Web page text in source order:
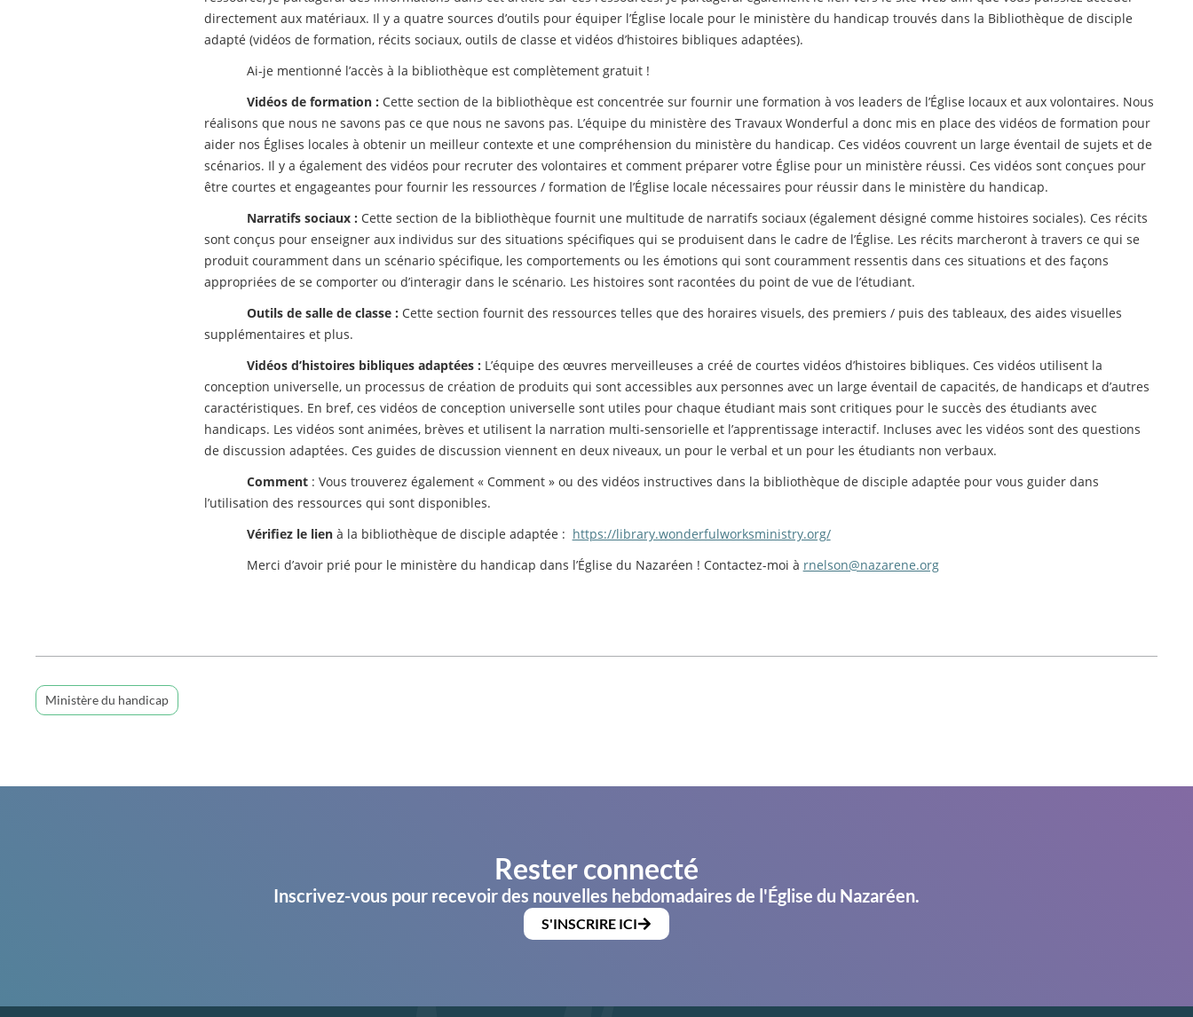
directement aux matériaux. Il y a quatre sources d’outils pour équiper l’Église locale pour le ministère du handicap trouvés dans la Bibliothèque de disciple
adapté (vidéos de formation, récits sociaux, outils de classe et vidéos d’histoires bibliques adaptées).
Ai-je mentionné l’accès à la bibliothèque est complètement gratuit !
Vidéos de formation : Cette section de la bibliothèque est concentrée sur fournir une formation à vos leaders de l’Église locaux et aux volontaires. Nous
réalisons que nous ne savons pas ce que nous ne savons pas. L’équipe du ministère des Travaux Wonderful a donc mis en place des vidéos de formation pour
aider nos Églises locales à obtenir un meilleur contexte et une compréhension du ministère du handicap. Ces vidéos couvrent un large éventail de sujets et de
scénarios. Il y a également des vidéos pour recruter des volontaires et comment préparer votre Église pour un ministère réussi. Ces vidéos sont conçues pour
être courtes et engageantes pour fournir les ressources / formation de l’Église locale nécessaires pour réussir dans le ministère du handicap.
Narratifs sociaux : Cette section de la bibliothèque fournit une multitude de narratifs sociaux (également désigné comme histoires sociales). Ces récits
sont conçus pour enseigner aux individus sur des situations spécifiques qui se produisent dans le cadre de l’Église. Les récits marcheront à travers ce qui se
produit couramment dans un scénario spécifique, les comportements ou les émotions qui sont couramment ressentis dans ces situations et des façons
appropriées de se comporter ou d’interagir dans le scénario. Les histoires sont racontées du point de vue de l’étudiant.
Outils de salle de classe : Cette section fournit des ressources telles que des horaires visuels, des premiers / puis des tableaux, des aides visuelles
supplémentaires et plus.
Vidéos d’histoires bibliques adaptées : L’équipe des œuvres merveilleuses a créé de courtes vidéos d’histoires bibliques. Ces vidéos utilisent la
conception universelle, un processus de création de produits qui sont accessibles aux personnes avec un large éventail de capacités, de handicaps et d’autres
caractéristiques. En bref, ces vidéos de conception universelle sont utiles pour chaque étudiant mais sont critiques pour le succès des étudiants avec
handicaps. Les vidéos sont animées, brèves et utilisent la narration multi-sensorielle et l’apprentissage interactif. Incluses avec les vidéos sont des questions
de discussion adaptées. Ces guides de discussion viennent en deux niveaux, un pour le verbal et un pour les étudiants non verbaux.
Comment: Vous trouverez également « Comment » ou des vidéos instructives dans la bibliothèque de disciple adaptée pour vous guider dans
l’utilisation des ressources qui sont disponibles.
Vérifiez le lienà la bibliothèque de disciple adaptée : https://library.wonderfulworksministry.org/
Merci d’avoir prié pour le ministère du handicap dans l’Église du Nazaréen ! Contactez-moi à rnelson@nazarene.org
Ministère du handicap
Rester connecté
Inscrivez-vous pour recevoir des nouvelles hebdomadaires de l'Église du Nazaréen.
S'INSCRIRE ICI